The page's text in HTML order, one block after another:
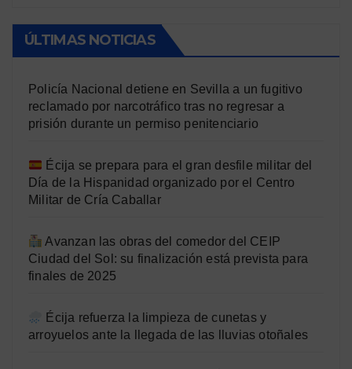
ÚLTIMAS NOTICIAS
Policía Nacional detiene en Sevilla a un fugitivo
reclamado por narcotráfico tras no regresar a
prisión durante un permiso penitenciario
Écija se prepara para el gran desfile militar del
Día de la Hispanidad organizado por el Centro
Militar de Cría Caballar
Avanzan las obras del comedor del CEIP
Ciudad del Sol: su finalización está prevista para
finales de 2025
Écija refuerza la limpieza de cunetas y
arroyuelos ante la llegada de las lluvias otoñales